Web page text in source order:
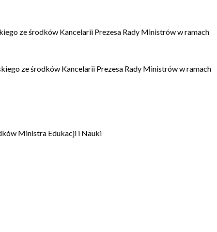
ze środków Kancelarii Prezesa Rady Ministrów w ramach
ze środków Kancelarii Prezesa Rady Ministrów w ramach
Ministra Edukacji i Nauki